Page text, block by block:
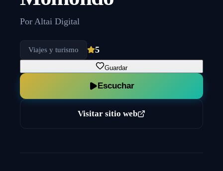
Por Altai Digital
Viajes y turismo 5
Guardar
Escuchar
Visitar sitio web